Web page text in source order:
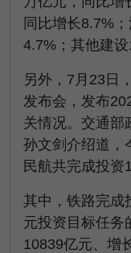
同比增长8.7%
4.7%；其他建设
另外，7月23日
发布会，发布
关情况。交通部
孙文剑介绍道，
民航共完成投资
其中，铁路完成
元投资目标任务
10839亿元、增